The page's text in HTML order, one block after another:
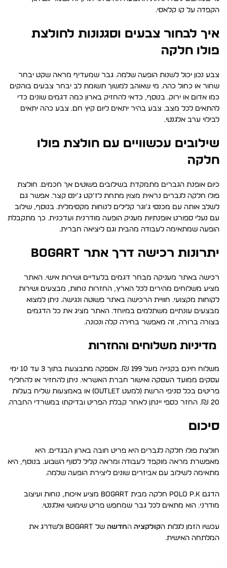
הקפדה על קו קלאסי.
איך לבחור צבעים וסגנונות לחולצת
פולו חלקה
צבע נכון יכול לשנות הופעה שלמה. גבר שמעדיף מראה שקט יבחר
שחור או כחול כהה. מי שאוהב למשוך תשומת לב יבחר צבעים בוהקים
כמו אדום או ירוק. בנוסף, כדאי להחזיק בארון כמה דגמים שונים כדי
להתאים לכל מצב. צבע בהיר יתאים ליום קיץ חם. צבע כהה יתאים
לבילוי ערב אלגנטי.
שילובים עכשוויים עם חולצת פולו
חלקה
כיום אופנת הגברים מתמקדת בשילובים פשוטים אך חכמים. חולצת
פולו חלקה לגברים נראית מצוין מתחת לז’קט ג’ינס קצר. אפשר גם
לשלב אותה עם מכנסי ג’וגר קלילים לנוחות מקסימלית. בנוסף, שילוב
עם נעלי ספורט אופנתיות מעניק הופעה מודרנית ועדכנית. כך מתקבלת
הופעה שמתאימה לעבודה מהבית וגם ליציאה חברית.
יתרונות רכישה דרך אתר Bogart
רכישה באתר מעניקה מבחר דגמים בלעדיים ושירות אישי. האתר
מציע משלוחים מהירים לכל הארץ, החזרות נוחות, מבצעים ושירות
לקוחות מקצועי. חוויית הרכישה באתר פשוטה ונגישה. ניתן למצוא
מבצעים עונתיים משתלמים במיוחד. האתר מציג את כל הדגמים
בצורה ברורה, זה מאפשר בחירה קלה ונכונה.
מדיניות משלוחים והחזרות
משלוח חינם בקנייה מעל 199 ₪. אספקה מתבצעת בתוך 3 עד 10 ימי
עסקים ממועד העסקה ואישור חברת האשראי. ניתן להחזיר או להחליף
פריטים בכל סניפי הרשת (למעט Outlet) או באמצעות שליח בעלות
20 ₪. החזר כספי יינתן לאחר קבלת הפריט ובדיקתו במשרדי החברה.
סיכום
חולצת פולו חלקה לגברים היא פריט חובה בארון הבגדים. היא
מאפשרת מראה מוקפד לעבודה ומראה קליל לסוף השבוע. בנוסף, היא
מתאימה לשילוב עם אביזרים שונים ליצירת הופעה שלמה.
הדגם POLO P.K חלקה מבית Bogart מציע איכות, נוחות ועיצוב
מודרני. הוא מתאים לכל גבר שמחפש פריט שימושי ואלגנטי.
עכשיו הזמן לגלות הקולקציה החדשה
של Bogart ולשדרג את
המלתחה האישית.